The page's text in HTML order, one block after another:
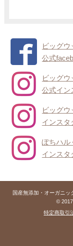
ビッグ
公式
ビッグ
公式イン
ビッグ
インスタ
ぽちハル
インスタ
国産無添加・オーガニ
©
特定商取引